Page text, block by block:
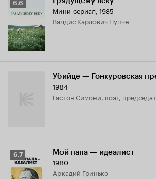
Рейтинг
Кинопоиска
6.6
Мини-сериал, 1985
Валдис Карлович Пупче
Убийце — Гонкуровская
1984
Гастон Симони, поэт, председатель комитета
Рейтинг
Кинопоиска
6.7
6.7 Мой папа — идеалист
1980
Аркадий Гринько